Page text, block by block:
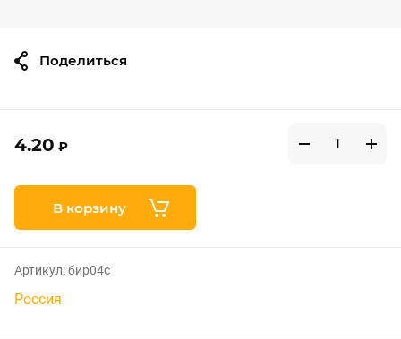
4.20 ₽
В корзину
Артикул:бир04с
Россия
Поделиться